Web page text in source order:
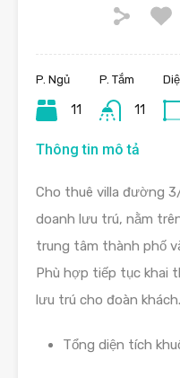
P. Ngủ
11
P. Tắm
11
Thông tin mô tả
Cho thuê villa đường
doanh lưu trú, nằm
trung tâm thành phố
Phù hợp tiếp tục khai
lưu trú cho đoàn khách.
Tổng diện tích